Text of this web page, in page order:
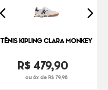
TÊNIS KIPLING CLARA MONKEY
R$479,90
ou 6x de R$ 79,98